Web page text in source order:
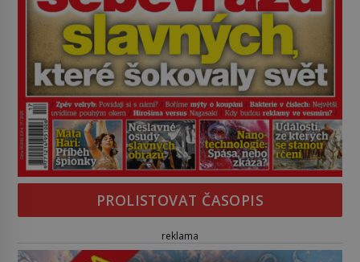
PROLISTOVAT ČASOPIS
reklama